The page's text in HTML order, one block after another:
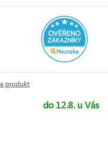
produkt
do 12.8. u Vás